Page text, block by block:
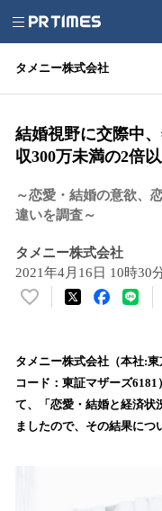
タメニー株式会社
結婚視野に交際中
収300万未満の2倍
～恋愛・結婚の意欲、
違いを調査～
タメニー株式会社
2021年4月16日 10時30
い
！
数
読
タメニー株式会社（本社:
コード：東証マザーズ
て、「恋愛・結婚と経済状
ましたので、その結果につ